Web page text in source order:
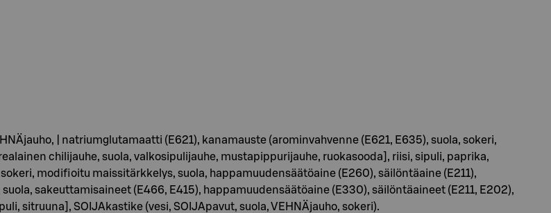
| natriumglutamaatti (E621), kanamauste (arominvahvenne (E621, E635), suola, sokeri,
chilijauhe, suola, valkosipulijauhe, mustapippurijauhe, ruokasooda], riisi, sipuli, paprika,
modifioitu maissitärkkelys, suola, happamuudensäätöaine (E260), säilöntäaine (E211),
sakeuttamisaineet (E466, E415), happamuudensäätöaine (E330), säilöntäaineet (E211, E202),
sitruuna], SOIJAkastike (vesi, SOIJApavut, suola, VEHNÄjauho, sokeri).